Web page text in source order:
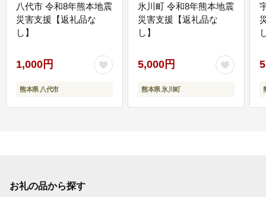
八代市 令和8年熊本地震
災害支援【返礼品な
し】
1,000円
熊本県 八代市
氷川町 令和8年熊本地震
災害支援【返礼品な
し】
5,000円
熊本県 氷川町
お礼の品から探す